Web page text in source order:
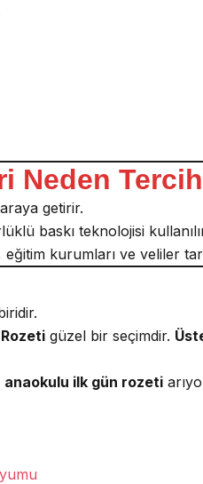
Neden
getirir.
baskı teknolojisi
eğitim kurumları ve veliler
güzel bir seçimdir.
anaokulu ilk gün rozeti